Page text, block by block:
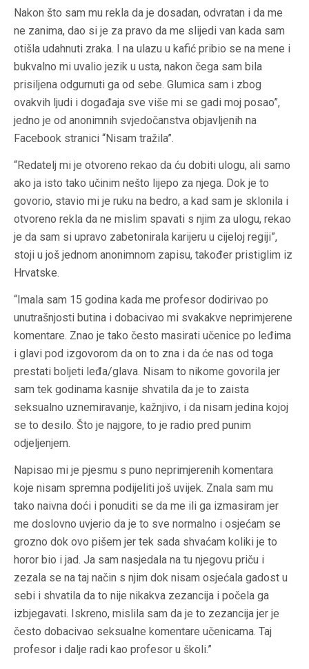
Nakon što sam mu rekla da je dosadan, odvratan i da me
ne zanima, dao si je za pravo da me slijedi van kada sam
otišla udahnuti zraka. I na ulazu u kafić pribio se na mene i
bukvalno mi uvalio jezik u usta, nakon čega sam bila
prisiljena odgurnuti ga od sebe. Glumica sam i zbog
ovakvih ljudi i događaja sve više mi se gadi moj posao”,
jedno je od anonimnih svjedočanstva objavljenih na
Facebook stranici “Nisam tražila”.
“Redatelj mi je otvoreno rekao da ću dobiti ulogu, ali samo
ako ja isto tako učinim nešto lijepo za njega. Dok je to
govorio, stavio mi je ruku na bedro, a kad sam je sklonila i
otvoreno rekla da ne mislim spavati s njim za ulogu, rekao
je da sam si upravo zabetonirala karijeru u cijeloj regiji”,
stoji u još jednom anonimnom zapisu, također pristiglim iz
Hrvatske.
“Imala sam 15 godina kada me profesor dodirivao po
unutrašnjosti butina i dobacivao mi svakakve neprimjerene
komentare. Znao je tako često masirati učenice po leđima
i glavi pod izgovorom da on to zna i da će nas od toga
prestati boljeti leđa/glava. Nisam to nikome govorila jer
sam tek godinama kasnije shvatila da je to zaista
seksualno uznemiravanje, kažnjivo, i da nisam jedina kojoj
se to desilo. Što je najgore, to je radio pred punim
odjeljenjem.
Napisao mi je pjesmu s puno neprimjerenih komentara
koje nisam spremna podijeliti još uvijek. Znala sam mu
tako naivna doći i ponuditi se da me ili ga izmasiram jer
me doslovno uvjerio da je to sve normalno i osjećam se
grozno dok ovo pišem jer tek sada shvaćam koliki je to
horor bio i jad. Ja sam nasjedala na tu njegovu priču i
zezala se na taj način s njim dok nisam osjećala gadost u
sebi i shvatila da to nije nikakva zezancija i počela ga
izbjegavati. Iskreno, mislila sam da je to zezancija jer je
često dobacivao seksualne komentare učenicama. Taj
profesor i dalje radi kao profesor u školi.”